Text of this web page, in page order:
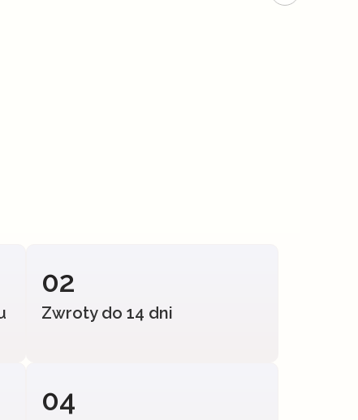
02
Zwroty do 14 dni
04